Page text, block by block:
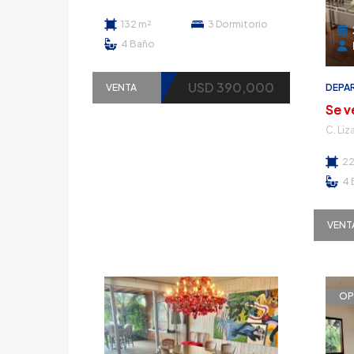
132 m² 3 Dormitorio
4 Baño
VENTA USD 390,000
4